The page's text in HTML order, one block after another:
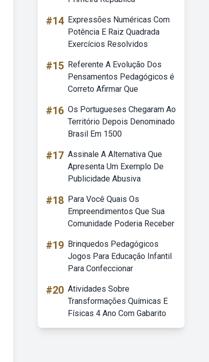
#14 Expressões Numéricas Com
Potência E Raiz Quadrada
Exercícios Resolvidos
#15 Referente A Evolução Dos
Pensamentos Pedagógicos é
Correto Afirmar Que
#16 Os Portugueses Chegaram Ao
Território Depois Denominado
Brasil Em 1500
#17 Assinale A Alternativa Que
Apresenta Um Exemplo De
Publicidade Abusiva
#18 Para Você Quais Os
Empreendimentos Que Sua
Comunidade Poderia Receber
#19 Brinquedos Pedagógicos
Jogos Para Educação Infantil
Para Confeccionar
#20 Atividades Sobre
Transformações Químicas E
Físicas 4 Ano Com Gabarito